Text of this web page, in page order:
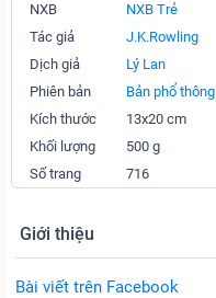
NXB
NXB Trẻ
Tác giả
J.K.Rowling
Dịch giả
Lý Lan
Phiên bản
Bản phổ thông
Kích thước
13x20 cm
Khối lượng
500 g
Số trang
716
Giới thiệu
Bài viết trên Facebook